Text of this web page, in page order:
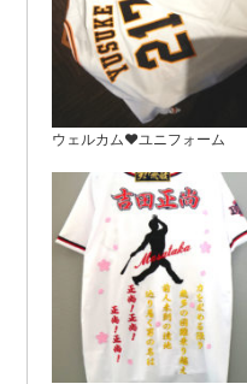
ウェルカム♥ユニフォーム